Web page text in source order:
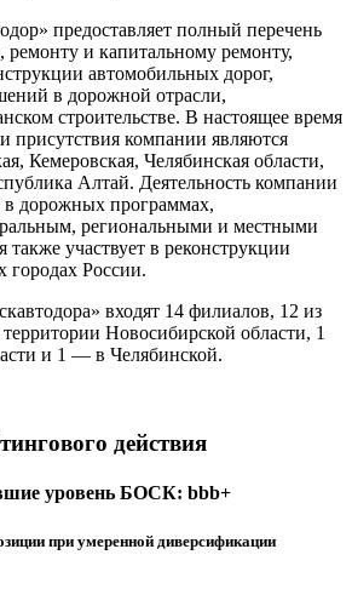
предоставляет полный перечень
и капитальному ремонту,
автомобильных дорог,
в дорожной отрасли,
строительстве. В настоящее время
присутствия компании являются
Кемеровская, Челябинская области,
Алтай. Деятельность компании
в дорожных программах,
региональными и местными
участвует в реконструкции
городах России.
входят 14 филиалов, 12 из
Новосибирской области, 1
и 1 — в Челябинской.
действия
уровень БОСК: bbb+
при умеренной диверсификации